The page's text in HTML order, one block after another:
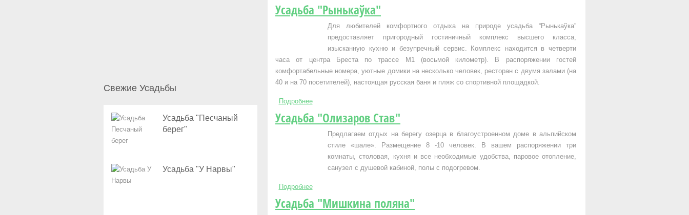
Усадьба "Рынькаўка"
Для любителей комфортного отдыха на природе усадьба “Рынькаўка”
предоставляет пригородный гостиничный комплекс высшего класса,
изысканную кухню и безупречный сервис. Комплекс находится в четверти
часа от центра Бреста по трассе М1 (восьмой километр). В распоряжении гостей
комфортабельные номера, уютные домики на несколько человек, ресторан с двумя залами (на
40 и на 70 посетителей), настоящая русская баня и пляж со спортивной площадкой.
Подробнеео Усадьба "Рынькаўка"
Усадьба "Олизаров Став"
Предлагаем отдых на берегу озерца в благоустроенном доме в альпийском
стиле «шале». Размещение 8 -10 человек. В вашем распоряжении три
комнаты, столовая, кухня и все необходимые удобства, паровое отопление,
санузел с душевой кабиной, полы с подогревом.
Подробнеео Усадьба "Олизаров Став"
Усадьба "Мишкина поляна"
Свежие Усадьбы
Усадьба "Песчаный
берег"
Усадьба "У Нарвы"